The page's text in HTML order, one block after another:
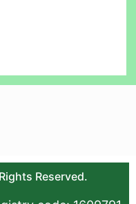
Reserved.